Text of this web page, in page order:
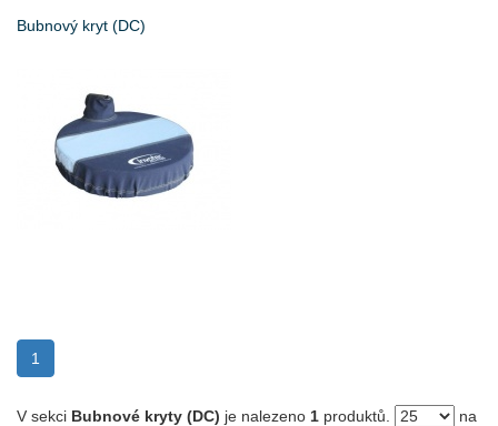
Bubnový kryt (DC)
1
V sekci Bubnové kryty (DC) je nalezeno 1 produktů.
na